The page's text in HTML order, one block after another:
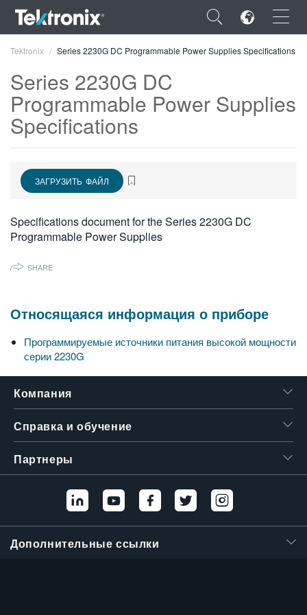
×
ENGLISH
DEUTSCH
简体中文
日本語
繁體中文
Tektronix Series 2230G DC Programmable Power Supplies Specifications
Series 2230G DC
Programmable Power Supplies
Specifications
ЗАГРУЗИТЬ ФАЙЛ
Specifications document for the Series 2230G DC
Programmable Power Supplies
SHARE
Относящаяся информация о приборе
Программируемые источники питания высокой мощности
серии 2230G
Компания
Справка и обучение
Партнеры
Дополнительные ссылки